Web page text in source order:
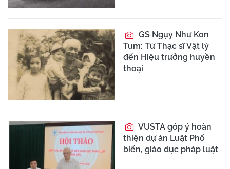
GS Ngụy Như Kon
Tum: Từ Thạc sĩ Vật lý
đến Hiệu trưởng huyền
thoại
VUSTA góp ý hoàn
thiện dự án Luật Phổ
biến, giáo dục pháp luật